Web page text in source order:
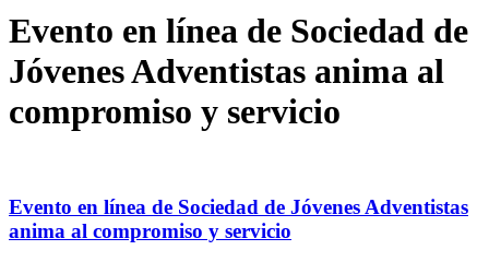
Evento en línea de Sociedad de
Jóvenes Adventistas anima al
compromiso y servicio
Evento en línea de Sociedad de Jóvenes Adventistas
anima al compromiso y servicio